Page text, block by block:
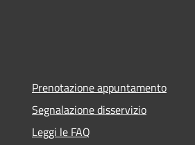
Prenotazione appuntamento
Segnalazione disservizio
Leggi le FAQ